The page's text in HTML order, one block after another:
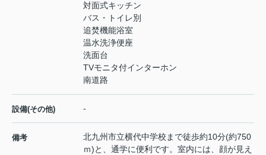
対面式キッチン
バス・トイレ別
追焚機能浴室
温水洗浄便座
洗面台
TVモニタ付インターホン
南道路
設備(その他) -
備考
北九州市立横代中学校まで徒歩約10分(約750
ｍ)と、通学に便利です。室内には、顔が見え